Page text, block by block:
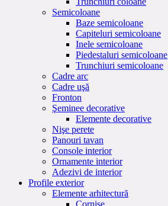
Semicoloane
Baze semicoloane
Capiteluri semicoloane
Inele semicoloane
Piedestaluri semicoloane
Trunchiuri semicoloane
Cadre arc
Cadre uşă
Fronton
Şeminee decorative
Elemente decorative
Nişe perete
Panouri tavan
Console interior
Ornamente interior
Adezivi de interior
Profile exterior
Elemente arhitectură
Cornişe